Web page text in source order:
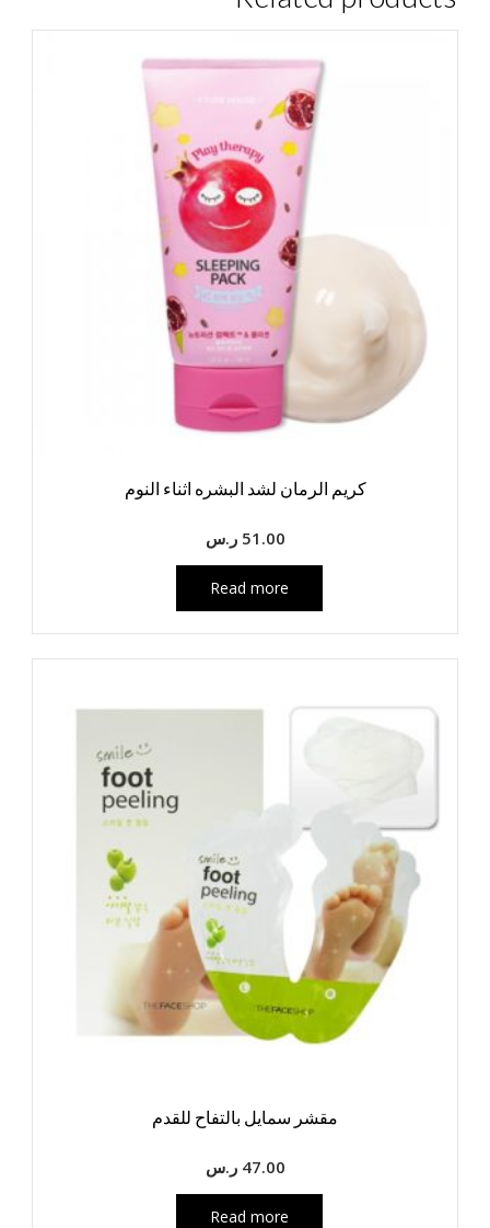
كريم الرمان لشد البشره اثناء النوم
51.00 ر.س
Read more
مقشر سمايل بالتفاح للقدم
47.00 ر.س
Read more